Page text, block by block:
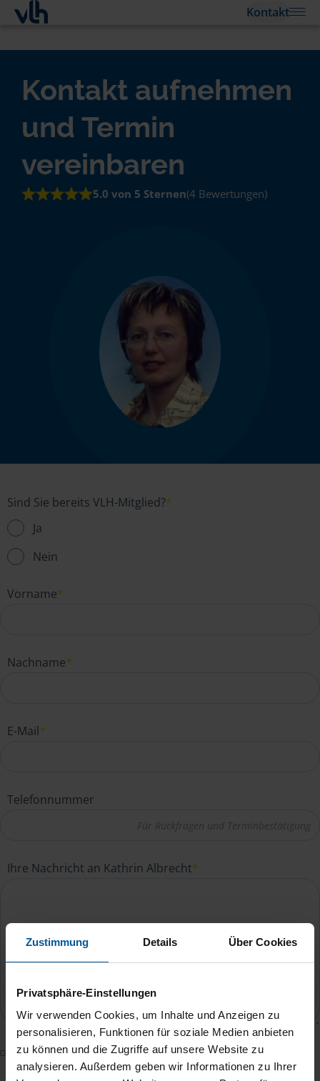
Zustimmung Details Über Cookies
Privatsphäre-Einstellungen
Wir verwenden Cookies, um Inhalte und Anzeigen zu
personalisieren, Funktionen für soziale Medien anbieten
zu können und die Zugriffe auf unsere Website zu
analysieren. Außerdem geben wir Informationen zu Ihrer
Kontakt
Kontakt aufnehmen
und Termin
vereinbaren
5.0 von 5 Sternen(4 Bewertungen)
Sind Sie bereits VLH-Mitglied?*
Ja
Nein
Vorname*
Nachname*
E-Mail*
Telefonnummer
Ihre Nachricht an Kathrin Albrecht*
Mit dem Absenden des Kontaktformulars erkläre ich
mich damit einverstanden, dass meine Daten zur